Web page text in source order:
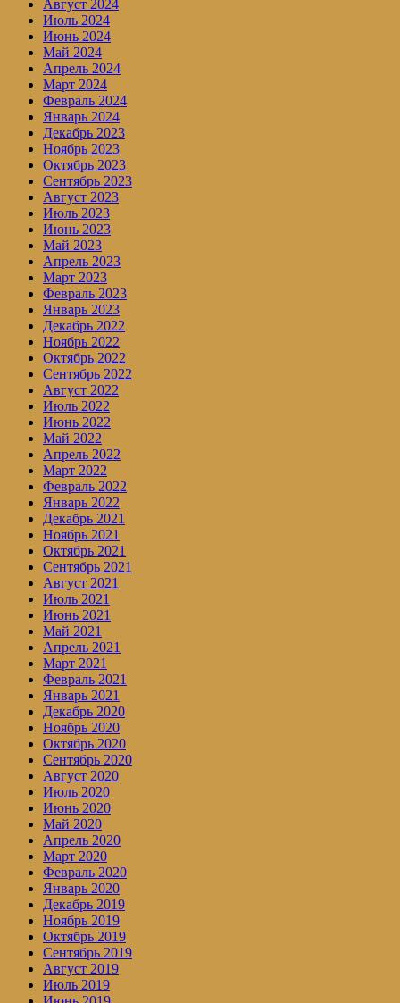
Август 2024
Июль 2024
Июнь 2024
Май 2024
Апрель 2024
Март 2024
Февраль 2024
Январь 2024
Декабрь 2023
Ноябрь 2023
Октябрь 2023
Сентябрь 2023
Август 2023
Июль 2023
Июнь 2023
Май 2023
Апрель 2023
Март 2023
Февраль 2023
Январь 2023
Декабрь 2022
Ноябрь 2022
Октябрь 2022
Сентябрь 2022
Август 2022
Июль 2022
Июнь 2022
Май 2022
Апрель 2022
Март 2022
Февраль 2022
Январь 2022
Декабрь 2021
Ноябрь 2021
Октябрь 2021
Сентябрь 2021
Август 2021
Июль 2021
Июнь 2021
Май 2021
Апрель 2021
Март 2021
Февраль 2021
Январь 2021
Декабрь 2020
Ноябрь 2020
Октябрь 2020
Сентябрь 2020
Август 2020
Июль 2020
Июнь 2020
Май 2020
Апрель 2020
Март 2020
Февраль 2020
Январь 2020
Декабрь 2019
Ноябрь 2019
Октябрь 2019
Сентябрь 2019
Август 2019
Июль 2019